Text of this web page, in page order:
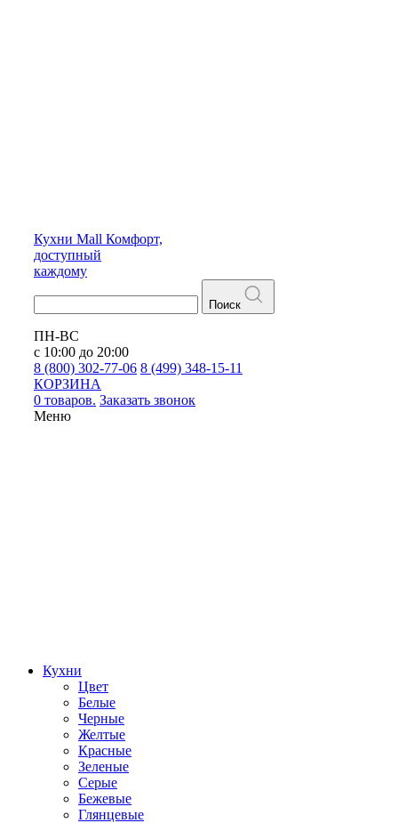
Кухни Mall Комфорт,
доступный
каждому
Поиск
ПН-ВС
с 10:00 до 20:00
8 (800) 302-77-06 8 (499) 348-15-11
КОРЗИНА
0 товаров. Заказать звонок
Меню
Кухни
Цвет
Белые
Черные
Желтые
Красные
Зеленые
Серые
Бежевые
Глянцевые